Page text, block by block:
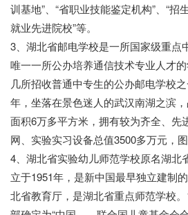
训基地”、“省职业技能鉴定机构”、“招
就业先进院校”等。
3、湖北省邮电学校是一所国家级重点
唯一一所公办培养通信技术专业人才
几所招收普通中专生的公办邮电学校
年，坐落在景色迷人的武汉南湖之滨
面积6万多平方米，拥有较为齐全、先
网、实验实习设备总值3500多万元，
4、湖北省实验幼儿师范学校原名湖北
立于1951年，是新中国最早独立建制
北省教育厅，是湖北省重点师范学校